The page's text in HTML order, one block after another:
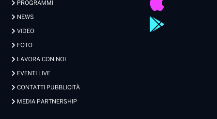
PROGRAMMI
NEWS
VIDEO
FOTO
LAVORA CON NOI
EVENTI LIVE
CONTATTI PUBBLICITÀ
MEDIA PARTNERSHIP